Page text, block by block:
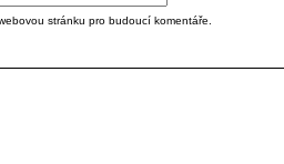
stránku pro budoucí komentáře.